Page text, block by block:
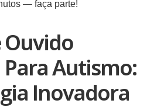
— faça parte!
Ouvido
Para Autismo:
Inovadora